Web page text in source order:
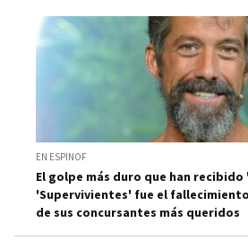
EN ESPINOF
El golpe más duro que han
'Supervivientes' fue el
de sus concursantes más queridos